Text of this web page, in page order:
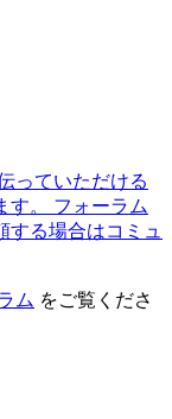
っていただける
。
フォーラム
する場合はコミュ
ム をご覧くださ